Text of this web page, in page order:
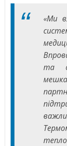
«Ми
та